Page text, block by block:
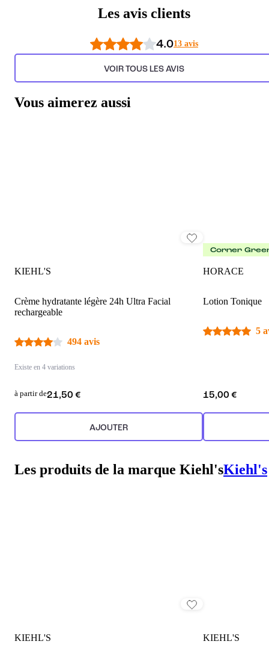
Les avis clients
4.013 avis
VOIR TOUS LES AVIS
Vous aimerez aussi
KIEHL'S
Crème hydratante légère 24h Ultra Facial
rechargeable
494 avis
Existe en 4 variations
à partir de21,50 €
AJOUTER
Corner
HORACE
Lotion Tonique
5
15,00 €
Les produits de la marque Kiehl'sKiehl's
KIEHL'S KIEHL'S